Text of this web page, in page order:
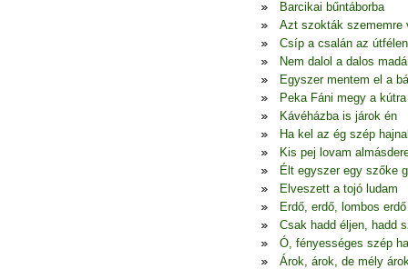
Barcikai bűntáborba
Azt szokták szememre
Csíp a csalán az útfélen
Nem dalol a dalos
Egyszer mentem el a
Peka Fáni megy a kútra
Kávéházba is járok én
Ha kel az ég szép
Kis pej lovam
Élt egyszer egy szőke
Elveszett a tojó ludam
Erdő, erdő, lombos erdő
Csak hadd éljen, hadd
Ó, fényességes szép
Árok, árok, de mély